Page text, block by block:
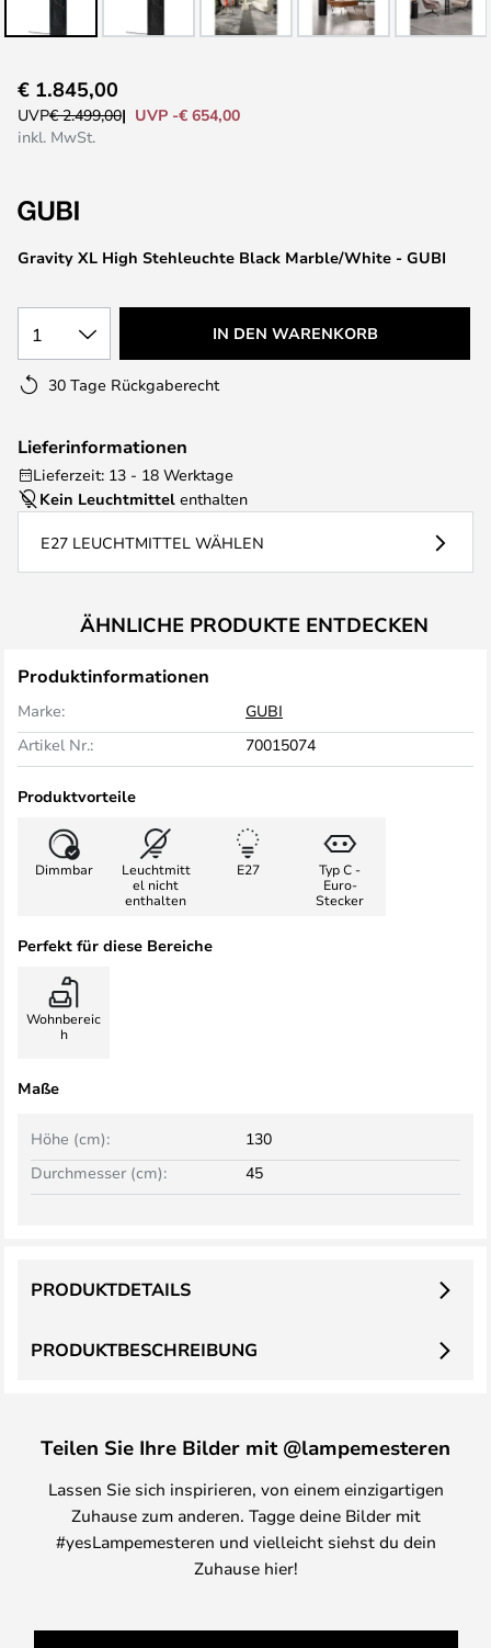
Anfang
der
Gravity XL High Stehleuchte Black Marble/White - GUBI
€ 1.845,00
UVP€ 2.499,00
UVP -€ 654,00
inkl. MwSt.
1 IN DEN WARENKORB
30 Tage Rückgaberecht
Lieferinformationen
Lieferzeit: 13 - 18 Werktage
Kein Leuchtmittel enthalten
E27 LEUCHTMITTEL WÄHLEN
ÄHNLICHE PRODUKTE ENTDECKEN
Produktinformationen
Marke:
GUBI
Artikel Nr.:
70015074
Produktvorteile
Dimmbar
Leuchtmitt
el nicht
enthalten
E27
Typ C -
Euro-
Stecker
Perfekt für diese Bereiche
Wohnbereic
h
Maße
Höhe (cm):
130
Durchmesser (cm):
45
PRODUKTBESCHREIBUNG
PRODUKTDETAILS
Teilen Sie Ihre Bilder mit @lampemesteren
Lassen Sie sich inspirieren, von einem einzigartigen
Zuhause zum anderen. Tagge deine Bilder mit
#yesLampemesteren und vielleicht siehst du dein
Zuhause hier!